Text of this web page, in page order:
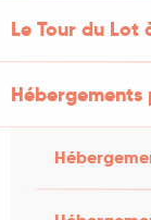
Le Tour du Lot